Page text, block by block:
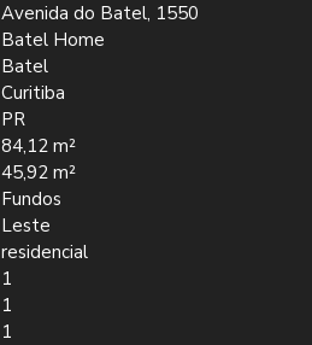
Avenida do Batel, 1550
Batel Home
Batel
Curitiba
PR
84,12 m²
45,92 m²
Fundos
Leste
residencial
1
1
1